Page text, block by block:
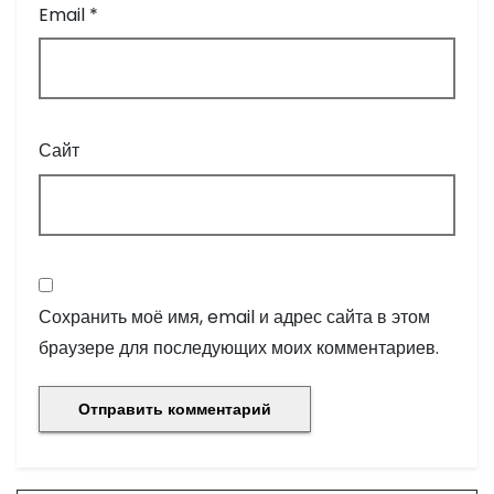
Email *
Сайт
Сохранить моё имя, email и адрес сайта в этом
браузере для последующих моих комментариев.